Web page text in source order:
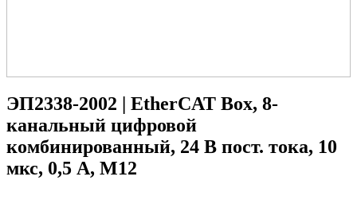
ЭП2338-2002 | EtherCAT Box, 8-
канальный цифровой
комбинированный, 24 В пост. тока, 10
мкс, 0,5 А, M12